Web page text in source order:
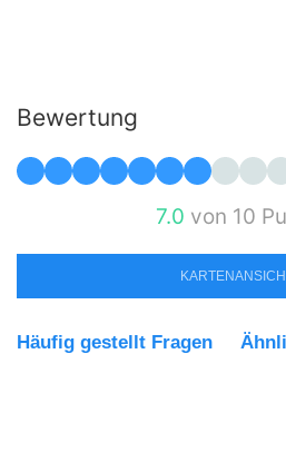
Bewertung
7.0 von 10
Häufig gestellt Fragen